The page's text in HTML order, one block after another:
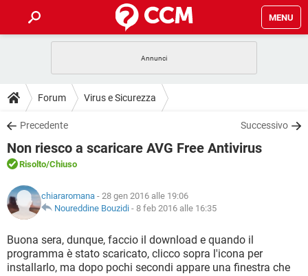
MENU
INTRATTENIMENTO ANDROID
iOS
INSTAGRAM WHATSAPP
TIKTOK
HARDWARE
GUIDE
COVID-19
iOS
INSTAGRAM
TIKTOK FACEBOOK
DOWNLOAD
COVID-19 GAMING
INTRATTENIMENTO
iOS WINDOWS 10
INSTAGRAM
TIKTOK FACEBOOK
HARDWARE
FORUM
COVID-19
INTRATTENIMENTO ANDROID
INSTAGRAM WHATSAPP
GLOSSARIO
COVID-19
INTRATTENIMENTO ANDROID
iOS WINDOWS 10
Forum Virus e Sicurezza
Precedente Successivo
Non riesco a scaricare AVG Free Antivirus
Risolto/Chiuso
chiararomana - 28 gen 2016 alle 19:06
Noureddine Bouzidi - 8 feb 2016 alle 16:35
Buona sera, dunque, faccio il download e quando il
programma è stato scaricato, clicco sopra l'icona per
installarlo, ma dopo pochi secondi appare una finestra che